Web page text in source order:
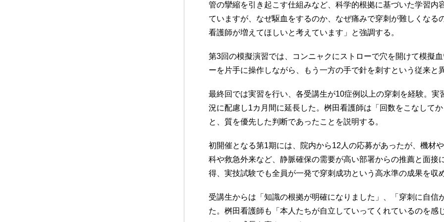
管の攣縮を引き起こす仕組みなど、科学的根拠に基づいた学習
ていますが、なぜ駆血をするのか、なぜ痛みで穿刺が難しくな
看護師が増えてほしいと考えています」と強調する。
第3回の模擬演習では、コンニャクにストローで穴を開けて模擬
ーを片手に操作しながら、もう一方の手で針を刺すという従来と
最終回では実習を行い、各受講生が10症例以上の穿刺を経験。
況に配慮し1カ月間に延長した。桝田看護師は「回数をこなして
と、質を優先した判断であったことを説明する。
初開催となる第1期には、院内から12人の応募があったが、機材
科や救急外来など、静脈確保の需要が高い部署からの推薦と面
得、実技試験でも全員が一発で穿刺成功という高水準の成果を収
受講生からは「知識の根拠が明確になりました」、「穿刺に自
た。桝田看護師も「本人たちが自立していってくれているのを